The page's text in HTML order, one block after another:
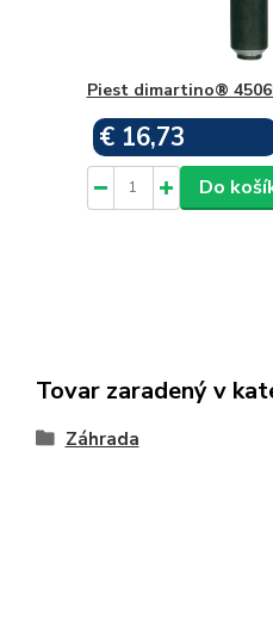
Piest dimartino®
€ 16,73
Do
Tovar zaradený v
Záhrada